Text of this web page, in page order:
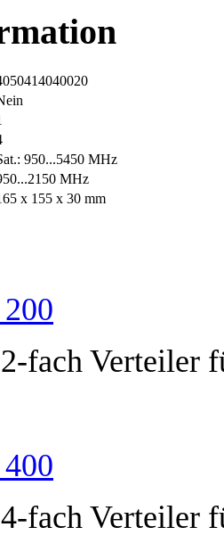
950...5450 MHz
MHz
x 155 x 30 mm
fach Verteiler
fach Verteiler